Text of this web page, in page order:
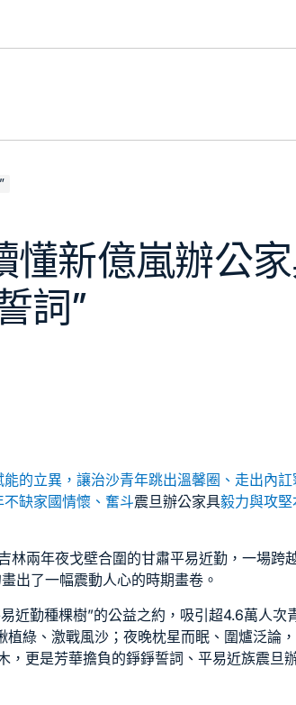
懂新億嵐辦公
詞”
的立異，讓治沙青年跳出溫馨圈、走出內
缺家國情懷、奮斗震旦辦公家具毅力與攻
兩年夜戈壁合圍的甘肅平易近勤，一場跨
畫出了一幅震動人心的時期畫卷。
近勤種棵樹”的公益之約，吸引超4.6萬人
綠、激戰風沙；夜晚枕星而眠、圍爐泛論
，更是芳華擔負的錚錚誓詞、平易近族震旦